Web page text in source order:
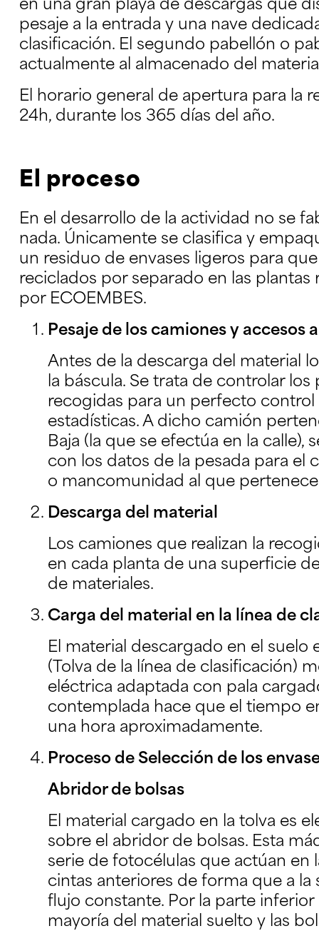
en una gran playa de descargas que
pesaje a la entrada y una nave
clasificación. El segundo pabellón o
actualmente al almacenado del
El horario general de apertura para la
24h, durante los 365 días del año.
El proceso
En el desarrollo de la actividad no se
nada. Únicamente se clasifica y
un residuo de envases ligeros para
reciclados por separado en las plantas
por ECOEMBES.
Pesaje de los camiones y accesos
Antes de la descarga del material
la báscula. Se trata de controlar
recogidas para un perfecto control
estadísticas. A dicho camión
Baja (la que se efectúa en la calle),
con los datos de la pesada para el
o mancomunidad al que
Descarga del material
Los camiones que realizan la
en cada planta de una superficie
de materiales.
Carga del material en la línea de
El material descargado en el suelo
(Tolva de la línea de clasificación)
eléctrica adaptada con pala
contemplada hace que el tiempo
una hora aproximadamente.
Proceso de Selección de los
Abridor de bolsas
El material cargado en la tolva es
sobre el abridor de bolsas. Esta
serie de fotocélulas que actúan en
cintas anteriores de forma que a la
flujo constante. Por la parte
mayoría del material suelto y las